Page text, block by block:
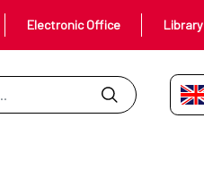
Electronic Office Library